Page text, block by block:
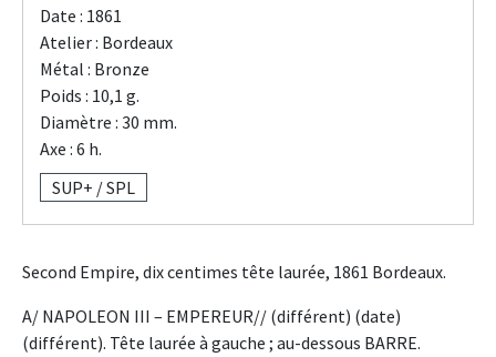
Date : 1861
Atelier : Bordeaux
Métal : Bronze
Poids : 10,1 g.
Diamètre : 30 mm.
Axe : 6 h.
SUP+ / SPL
Second Empire, dix centimes tête laurée, 1861 Bordeaux.
A/ NAPOLEON III – EMPEREUR// (différent) (date)
(différent). Tête laurée à gauche ; au-dessous BARRE.